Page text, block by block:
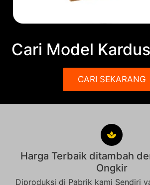
Cari Model
CARI SEKARANG
Harga Terbaik ditambah
Ongkir
Diproduksi di Pabrik kami Sendiri